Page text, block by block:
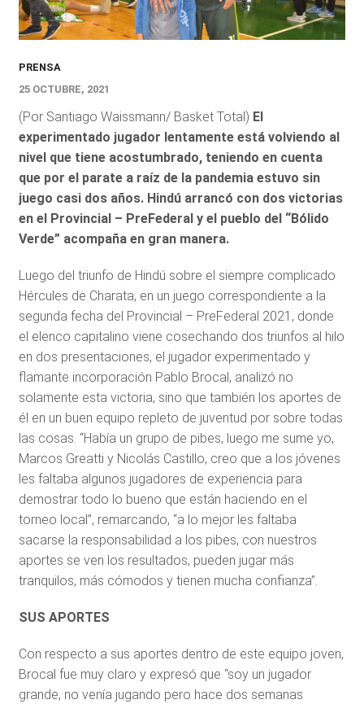
PRENSA
25 OCTUBRE, 2021
(Por Santiago Waissmann/ Basket Total) El
experimentado jugador lentamente está volviendo al
nivel que tiene acostumbrado, teniendo en cuenta
que por el parate a raíz de la pandemia estuvo sin
juego casi dos años. Hindú arrancó con dos victorias
en el Provincial – PreFederal y el pueblo del “Bólido
Verde” acompaña en gran manera.
Luego del triunfo de Hindú sobre el siempre complicado
Hércules de Charata, en un juego correspondiente a la
segunda fecha del Provincial – PreFederal 2021, donde
el elenco capitalino viene cosechando dos triunfos al hilo
en dos presentaciones, el jugador experimentado y
flamante incorporación Pablo Brocal, analizó no
solamente esta victoria, sino que también los aportes de
él en un buen equipo repleto de juventud por sobre todas
las cosas. “Había un grupo de pibes, luego me sume yo,
Marcos Greatti y Nicolás Castillo, creo que a los jóvenes
les faltaba algunos jugadores de experiencia para
demostrar todo lo bueno que están haciendo en el
torneo local”, remarcando, “a lo mejor les faltaba
sacarse la responsabilidad a los pibes, con nuestros
aportes se ven los resultados, pueden jugar más
tranquilos, más cómodos y tienen mucha confianza”.
SUS APORTES
Con respecto a sus aportes dentro de este equipo joven,
Brocal fue muy claro y expresó que “soy un jugador
grande, no venía jugando pero hace dos semanas